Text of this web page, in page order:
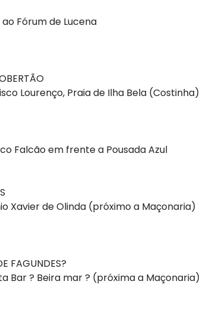
Fórum de Lucena
Lourenço, Praia de Ilha Bela (Costinha)
Falcão em frente a Pousada Azul
Xavier de Olinda (próximo a Maçonaria)
FAGUNDES?
Bar ? Beira mar ? (próxima a Maçonaria)